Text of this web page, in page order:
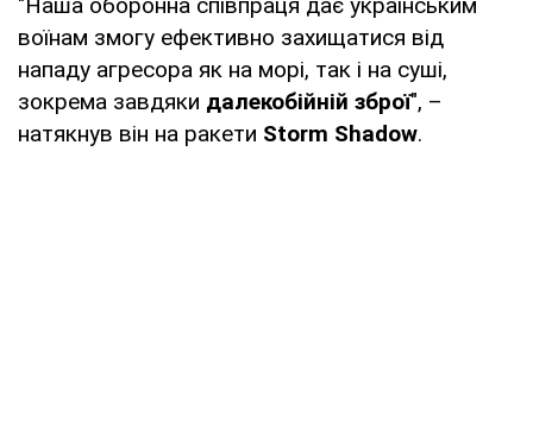
"Наша оборонна співпраця дає українським
воїнам змогу ефективно захищатися від
нападу агресора як на морі, так і на суші,
зокрема завдяки далекобійній зброї", –
натякнув він на ракети Storm Shadow.